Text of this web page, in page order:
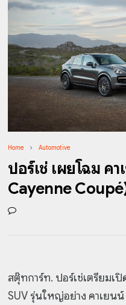
Home Automotive
ปอร์เช่ เผยโฉม ค
Cayenne
สตุ๊ทการ์ท. ปอร์เช่เตรียม
SUV รุ่นใหญ่อย่าง คาเยน